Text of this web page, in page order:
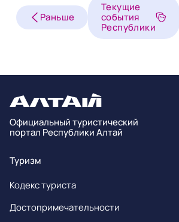
Раньше
Текущие
события
Республики
Официальный туристический
портал Республики Алтай
Туризм
Кодекс туриста
Достопримечательности